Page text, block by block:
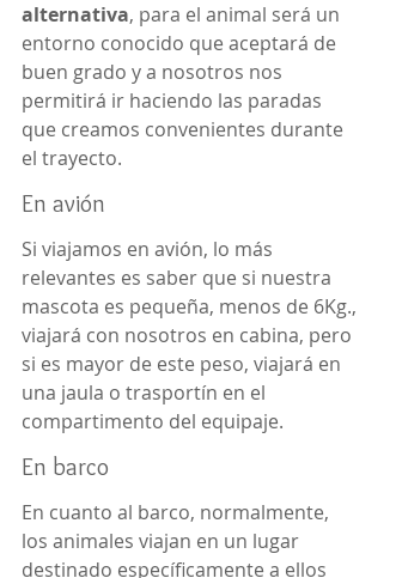
alternativa, para el animal será un
entorno conocido que aceptará de
buen grado y a nosotros nos
permitirá ir haciendo las paradas
que creamos convenientes durante
el trayecto.
En avión
Si viajamos en avión, lo más
relevantes es saber que si nuestra
mascota es pequeña, menos de 6Kg.,
viajará con nosotros en cabina, pero
si es mayor de este peso, viajará en
una jaula o trasportín en el
compartimento del equipaje.
En barco
En cuanto al barco, normalmente,
los animales viajan en un lugar
destinado específicamente a ellos